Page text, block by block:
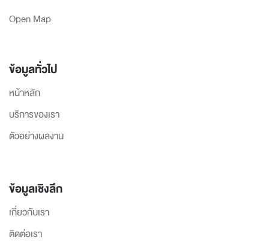
Open Map
ข้อมูลทั่วไป
หน้าหลัก
บริการของเรา
ตัวอย่างผลงาน
ข้อมูลเชิงลึก
เกี่ยวกับเรา
ติดต่อเรา